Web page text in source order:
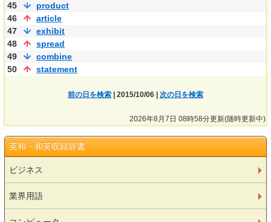
45
product
46
article
47
exhibit
48
spread
49
combine
50
statement
前の日を検索 | 2015/10/06 | 次の日を検索
2026年8月7日 08時58分更新(随時更新中)
英和・和英収録辞書
ビジネス
業界用語